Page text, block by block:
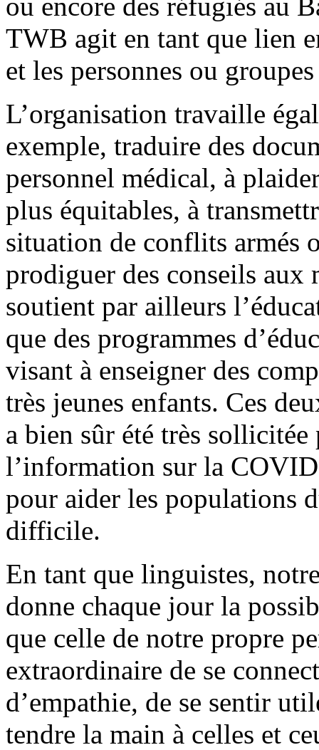
TWB agit en tant que lien
et les personnes ou
L’organisation travaille
exemple, traduire des
personnel médical, à
plus équitables, à
situation de conflits armés
prodiguer des conseils aux
soutient par ailleurs
que des programmes
visant à enseigner des
très jeunes enfants. Ces
a bien sûr été très
l’information sur la
pour aider les populations
difficile.
En tant que linguistes,
donne chaque jour la
que celle de notre propre
extraordinaire de se
d’empathie, de se sentir
tendre la main à celles et